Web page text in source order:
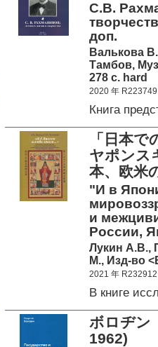
С.В.
доп.
Валькова
Тамбов,
278 c. hard
2020 年 R223749
Книга
「日本
ヤポンス
本、欧米
"И в
и
России,
Лукин А.В.,
М., Изд-во
2021 年 R232912
В книге
ボロヂ
1962)